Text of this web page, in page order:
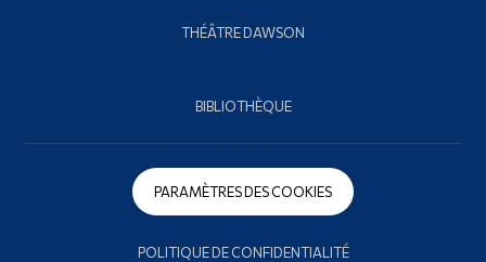
THÉÂTRE DAWSON
BIBLIOTHÈQUE
PARAMÈTRES DES COOKIES
POLITIQUE DE CONFIDENTIALITÉ